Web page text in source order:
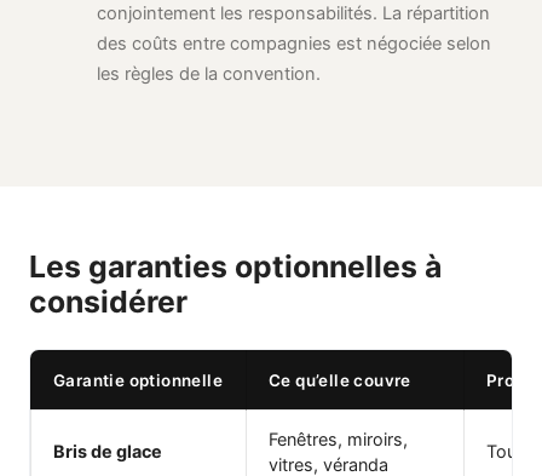
conjointement les responsabilités. La répartition
des coûts entre compagnies est négociée selon
les règles de la convention.
Les garanties optionnelles à
considérer
Garantie optionnelle Ce qu’elle couvre Profil
Bris de glace
Fenêtres, miroirs,
vitres, véranda
Tous